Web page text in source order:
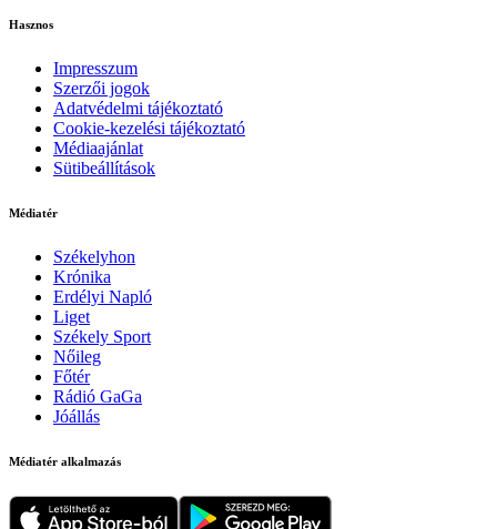
Hasznos
Impresszum
Szerzői jogok
Adatvédelmi tájékoztató
Cookie-kezelési tájékoztató
Médiaajánlat
Sütibeállítások
Médiatér
Székelyhon
Krónika
Erdélyi Napló
Liget
Székely Sport
Nőileg
Főtér
Rádió GaGa
Jóállás
Médiatér alkalmazás